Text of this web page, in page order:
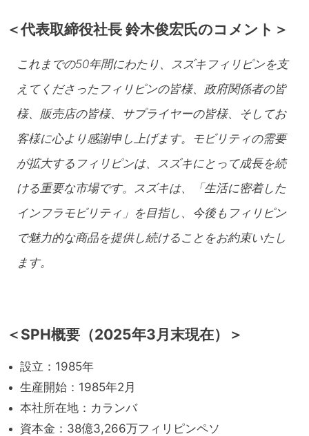
＜代表取締役社長 鈴木俊宏氏のコメント＞
これまでの50年間にわたり、スズキフィリピンを支
えてくださったフィリピンの皆様、政府関係者の皆
様、販売店の皆様、サプライヤーの皆様、そしてお
客様に心より感謝申し上げます。モビリティの需要
が拡大するフィリピンは、スズキにとって成長を続
ける重要な市場です。スズキは、「生活に密着した
インフラモビリティ」を目指し、今後もフィリピン
で魅力的な商品を提供し続けることをお約束いたし
ます。
＜SPH概要（2025年3月末現在）＞
設立：1985年
生産開始：1985年2月
本社所在地：カランバ
資本金：38億3,266万フィリピンペソ